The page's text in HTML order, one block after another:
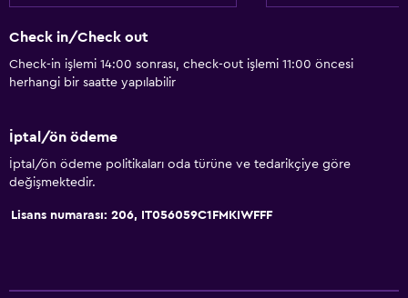
Tüm alanlarda Wi-Fi erişimi
İnternet
Yangın söndürücü
Ücretsiz tuvalet malzemeleri
Isıtma
Klimalı
Check in/Check out
Check-in işlemi 14:00 sonrası, check-out işlemi 11:00 öncesi
herhangi bir saatte yapılabilir
İptal/ön ödeme
İptal/ön ödeme politikaları oda türüne ve tedarikçiye göre
değişmektedir.
Lisans numarası: 206, IT056059C1FMKIWFFF